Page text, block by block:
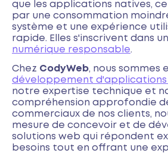
que les applications natives,
par une consommation
système et une expérience
rapide. Elles s'inscrivent dans
numérique responsable.
Chez CodyWeb, nous sommes
développement d'applications
notre expertise technique et
compréhension approfondie
commerciaux de nos clients,
mesure de concevoir et de
solutions web qui répondent
besoins tout en offrant une